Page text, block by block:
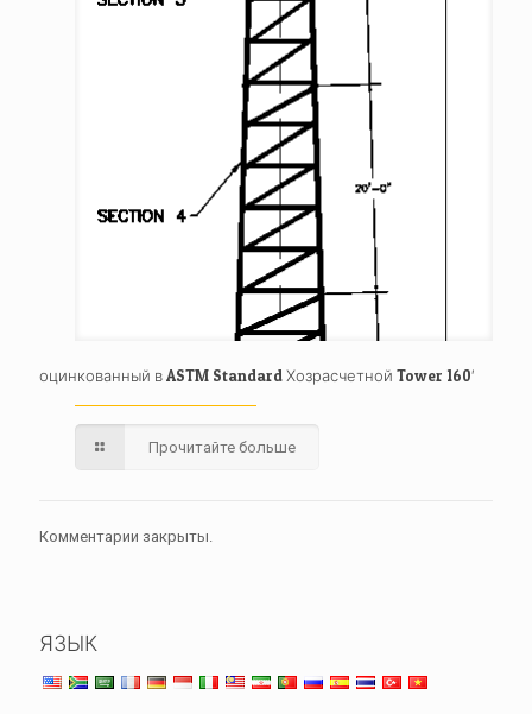
оцинкованный в ASTM Standard Хозрасчетной Tower 160′
Прочитайте больше
Комментарии закрыты.
ЯЗЫК